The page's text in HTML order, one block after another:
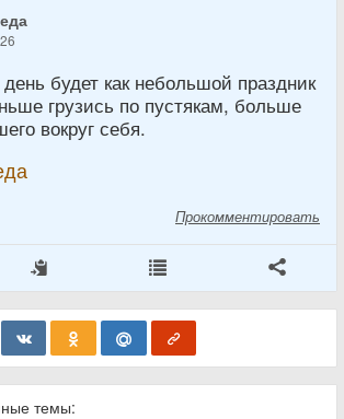
будет как небольшой праздник
грузись по пустякам, больше
вокруг себя.
Прокомментировать
темы: